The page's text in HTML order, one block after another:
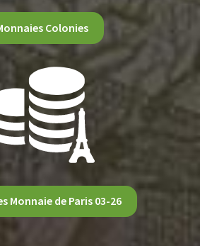
Colonies
Monnaie de Paris 03-26